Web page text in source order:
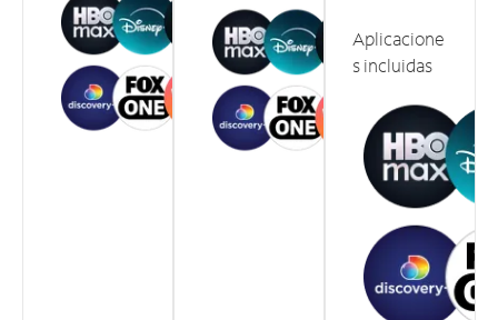
Aplicacione
s incluidas